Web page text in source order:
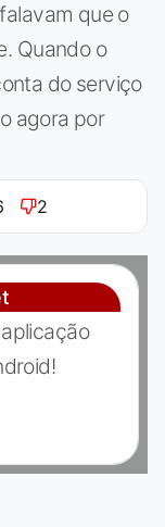
que o
Quando o
do serviço
agora por
2